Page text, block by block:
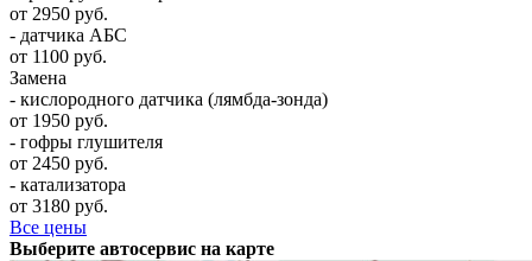
от 2950 руб.
- датчика АБС
от 1100 руб.
Замена
- кислородного датчика (лямбда-зонда)
от 1950 руб.
- гофры глушителя
от 2450 руб.
- катализатора
от 3180 руб.
Все цены
Выберите автосервис на карте